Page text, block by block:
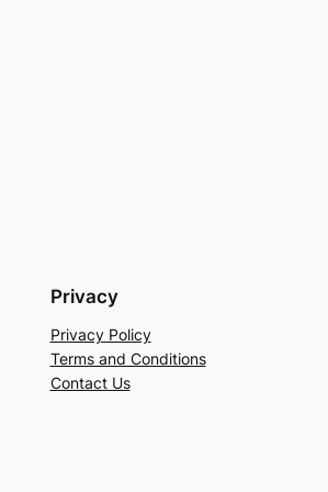
Privacy
Privacy Policy
Terms and Conditions
Contact Us